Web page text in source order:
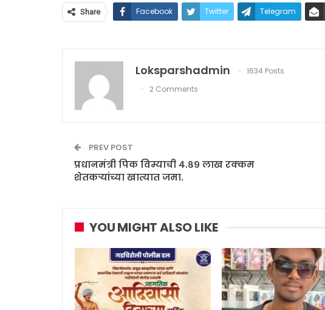
Share Facebook Twitter Telegram
Loksparshadmin
1634 Posts
2 Comments
PREV POST
प्रधानमंत्री पिक विम्याची ४.८९ लाख रक्कम
शेतकऱ्यांच्या खात्यात जमा.
YOU MIGHT ALSO LIKE